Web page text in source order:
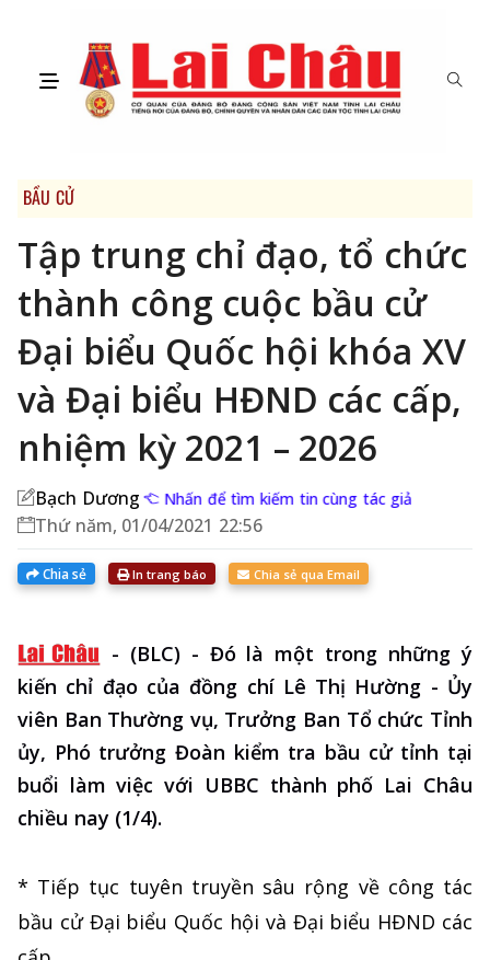
BẦU CỬ
Tập trung chỉ đạo, tổ chức
thành công cuộc bầu cử
Đại biểu Quốc hội khóa XV
và Đại biểu HĐND các cấp,
nhiệm kỳ 2021 – 2026
Bạch Dương Nhấn để tìm kiếm tin cùng tác giả
Thứ năm, 01/04/2021 22:56
Chia sẻ In trang báo Chia sẻ qua Email
- (BLC) - Đó là một trong những ý
kiến chỉ đạo của đồng chí Lê Thị Hường - Ủy
viên Ban Thường vụ, Trưởng Ban Tổ chức Tỉnh
ủy, Phó trưởng Đoàn kiểm tra bầu cử tỉnh tại
buổi làm việc với UBBC thành phố Lai Châu
chiều nay (1/4).
* Tiếp tục tuyên truyền sâu rộng về công tác
bầu cử Đại biểu Quốc hội và Đại biểu HĐND các